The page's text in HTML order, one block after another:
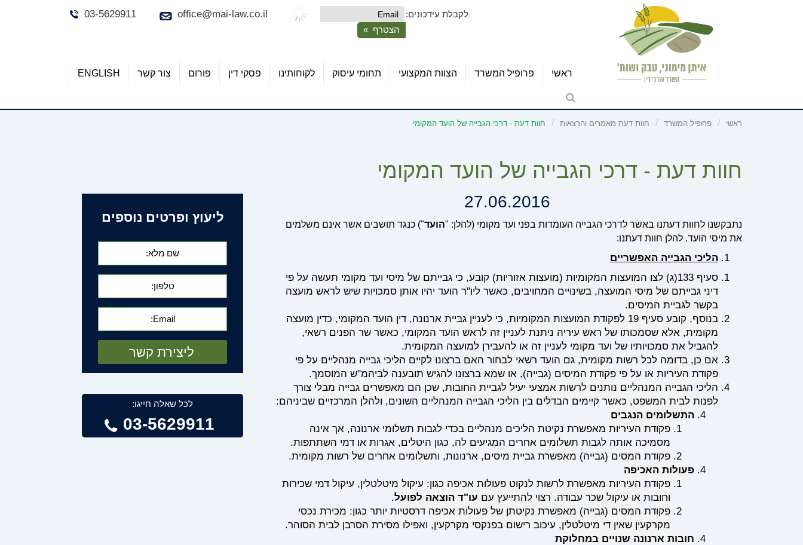
03-5629911 office@mai-law.co.il לקבלת עידכונים:
ראשי פרופיל המשרד הצוות המקצועי תחומי עיסוק לקוחותינו פסקי דין פורום צור קשר ENGLISH
ראשי פרופיל המשרד חוות דעת מאמרים והרצאות חוות דעת - דרכי הגבייה של הועד המקומי
ליעוץ ופרטים נוספים
לכל שאלה חייגו:
03-5629911
חוות דעת - דרכי הגבייה של הועד המקומי
27.06.2016
נתבקשנו לחוות דעתנו באשר לדרכי הגבייה העומדות בפני ועד מקומי (להלן: "הועד") כנגד תושבים אשר אינם משלמים
את מיסי הועד. להלן חוות דעתנו:
הליכי הגבייה האפשריים
סעיף 133(ג) לצו המועצות המקומיות (מועצות אזוריות) קובע, כי גבייתם של מיסי ועד מקומי תעשה על פי
דיני גבייתם של מיסי המועצה, בשינויים המחויבים, כאשר ליו"ר הועד יהיו אותן סמכויות שיש לראש מועצה
בקשר לגביית המיסים.
בנוסף, קובע סעיף 19 לפקודת המועצות המקומיות, כי לעניין גביית ארנונה, דין הועד המקומי, כדין מועצה
מקומית, אלא שסמכותו של ראש עיריה ניתנת לעניין זה לראש הועד המקומי, כאשר שר הפנים רשאי,
להגביל את סמכויותיו של ועד מקומי לעניין זה או להעבירן למועצה המקומית.
אם כן, בדומה לכל רשות מקומית, גם הועד רשאי לבחור האם ברצונו לקיים הליכי גבייה מנהליים על פי
פקודת העיריות או על פי פקודת המיסים (גבייה), או שמא ברצונו להגיש תובענה לביהמ"ש המוסמך.
הליכי הגבייה המנהליים נותנים לרשות אמצעי יעיל לגביית החובות, שכן הם מאפשרים גבייה מבלי צורך
לפנות לבית המשפט, כאשר קיימים הבדלים בין הליכי הגבייה המנהליים השונים, ולהלן המרכזיים שביניהם:
התשלומים הנגבים
פקודת העיריות מאפשרת נקיטת הליכים מנהליים בכדי לגבות תשלומי ארנונה, אך אינה
מסמיכה אותה לגבות תשלומים אחרים המגיעים לה, כגון היטלים, אגרות או דמי השתתפות.
פקודת המסים (גבייה) מאפשרת גביית מיסים, ארנונות, ותשלומים אחרים של רשות מקומית.
פעולות האכיפה
פקודת העיריות מאפשרת לרשות לנקוט פעולות אכיפה כגון: עיקול מיטלטלין, עיקול דמי שכירות
וחובות או עיקול שכר עבודה. רצוי להתייעץ עם עו"ד הוצאה לפועל.
פקודת המסים (גבייה) מאפשרת נקיטתן של פעולות אכיפה דרסטיות יותר כגון: מכירת נכסי
מקרקעין שאין די מיטלטלין, עיכוב רישום בפנקסי מקרקעין, ואפילו מסירת הסרבן לבית הסוהר.
חובות ארנונה שנויים במחלוקת